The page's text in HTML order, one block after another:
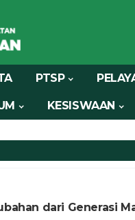
PTSP
KESISWAAN
dari Generasi